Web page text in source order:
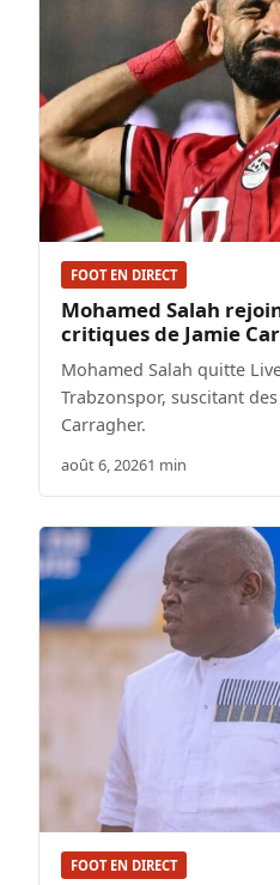
FOOT EN DIRECT
Mohamed Salah
critiques de Jamie
Mohamed Salah quitte
Trabzonspor, suscitant
Carragher.
août 6, 20261 min
FOOT EN DIRECT